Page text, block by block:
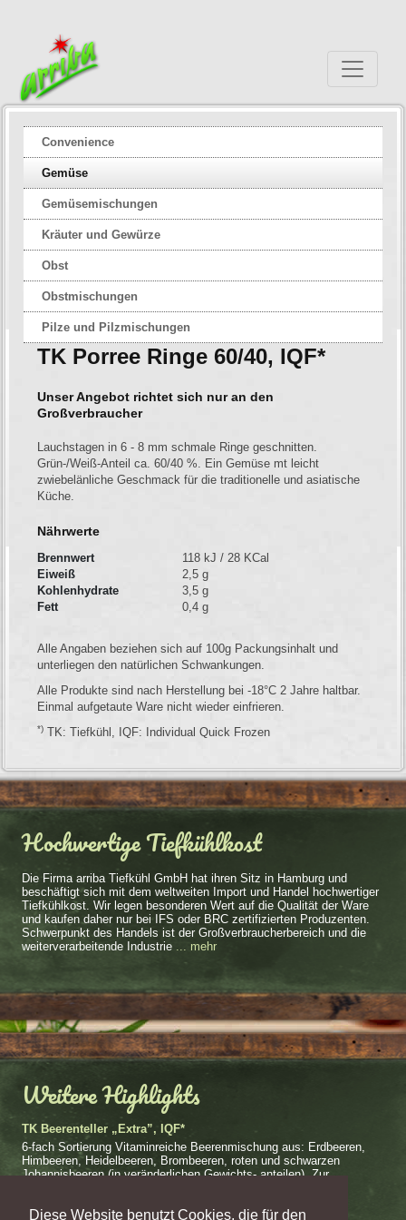
Diese Website benutzt Cookies, die für den
Convenience
Gemüse
Gemüsemischungen
Kräuter und Gewürze
Obst
Obstmischungen
Pilze und Pilzmischungen
TK Porree Ringe 60/40, IQF*
Unser Angebot richtet sich nur an den
Großverbraucher
Lauchstagen in 6 - 8 mm schmale Ringe geschnitten.
Grün-/Weiß-Anteil ca. 60/40 %. Ein Gemüse mt leicht
zwiebelänliche Geschmack für die traditionelle und asiatische
Küche.
Nährwerte
Brennwert
118 kJ / 28 KCal
Eiweiß
2,5 g
Kohlenhydrate
3,5 g
Fett
0,4 g
Alle Angaben beziehen sich auf 100g Packungsinhalt und
unterliegen den natürlichen Schwankungen.
Alle Produkte sind nach Herstellung bei -18°C 2 Jahre haltbar.
Einmal aufgetaute Ware nicht wieder einfrieren.
*) TK: Tiefkühl, IQF: Individual Quick Frozen
Hochwertige Tiefkühlkost
Die Firma arriba Tiefkühl GmbH hat ihren Sitz in Hamburg und
beschäftigt sich mit dem weltweiten Import und Handel hochwertiger
Tiefkühlkost. Wir legen besonderen Wert auf die Qualität der Ware
und kaufen daher nur bei IFS oder BRC zertifizierten Produzenten.
Schwerpunkt des Handels ist der Großverbraucherbereich und die
weiterverarbeitende Industrie ... mehr
Weitere Highlights
TK Beerenteller „Extra”, IQF*
6-fach Sortierung Vitaminreiche Beerenmischung aus: Erdbeeren,
Himbeeren, Heidelbeeren, Brombeeren, roten und schwarzen
Johannisbeeren (in veränderlichen Gewichts- anteilen). Zur